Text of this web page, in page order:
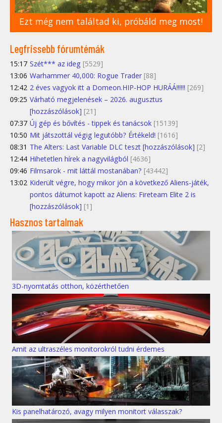
Ezt még nem találtad ki, próbáld meg most!
Legfrissebb fórumtémák
15:17 Szét*** az ideg [5529]
13:06 Warhammer 40,000: Rogue Trader [88]
12:42 2 éves vagyok itt a Domeon.HIP-HOP HURÁÁ!!!!!! [269]
09:25 Várható megjelenések – 2026. augusztus
[hozzászólások] [21]
07:37 Új gép és bővítés - tippek és tanácsok [15139]
10:50 Mit játszottál végig legutóbb? Értékeld! [1616]
08:31 The Alters: Last Variable DLC teszt [hozzászólások] [2]
12:44 Hihetetlen hírek a nagyvilágból [4636]
09:46 Filmsarok - mit láttál mostanában? [43442]
13:02 Kiderült végre, hogy mikor jön a következő Aliens-játék,
pontos dátumot kapott az Aliens: Fireteam Elite 2 is
[hozzászólások] [1]
Hasznos tartalmak
3D-nyomtatás otthon, közérthetően
Amit az ultraszéles monitorokról tudni érdemes
Kis panelhatározó, avagy milyen monitort válasszak?